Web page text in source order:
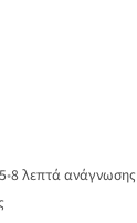
•8 λεπτά ανάγνωσης